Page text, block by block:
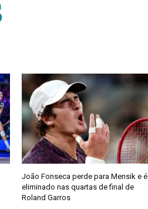
João Fonseca perde para Mensik e é
eliminado nas quartas de final de
Roland Garros